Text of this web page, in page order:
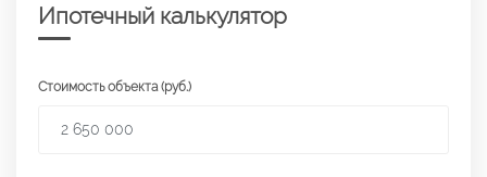
Ипотечный калькулятор
Стоимость объекта (руб.)